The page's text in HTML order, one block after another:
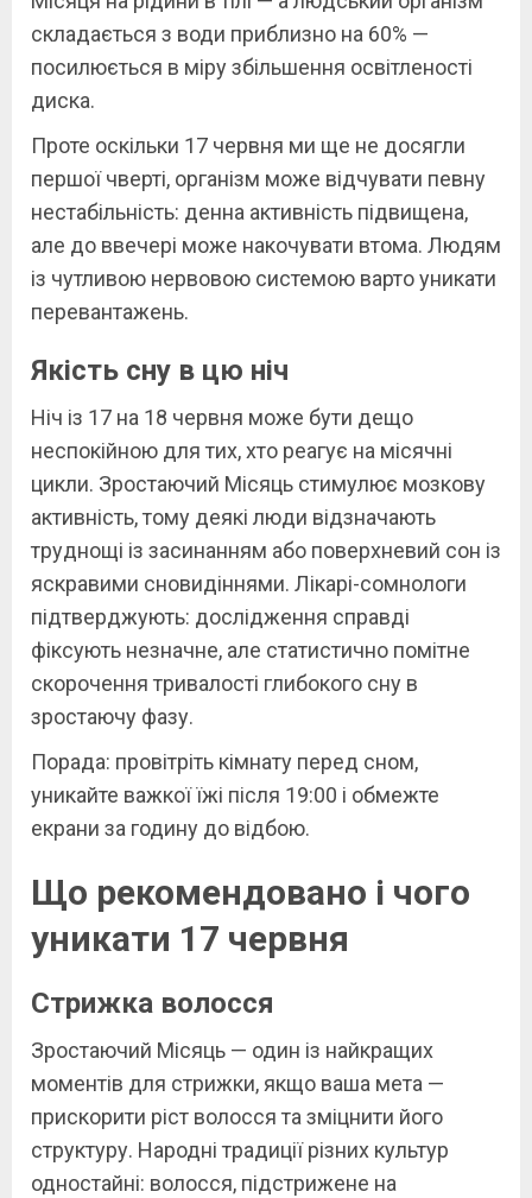
складається з води приблизно на 60% —
посилюється в міру збільшення освітленості
диска.
Проте оскільки 17 червня ми ще не досягли
першої чверті, організм може відчувати певну
нестабільність: денна активність підвищена,
але до ввечері може накочувати втома. Людям
із чутливою нервовою системою варто уникати
перевантажень.
Якість сну в цю ніч
Ніч із 17 на 18 червня може бути дещо
неспокійною для тих, хто реагує на місячні
цикли. Зростаючий Місяць стимулює мозкову
активність, тому деякі люди відзначають
труднощі із засинанням або поверхневий сон із
яскравими сновидіннями. Лікарі-сомнологи
підтверджують: дослідження справді
фіксують незначне, але статистично помітне
скорочення тривалості глибокого сну в
зростаючу фазу.
Порада: провітріть кімнату перед сном,
уникайте важкої їжі після 19:00 і обмежте
екрани за годину до відбою.
Що рекомендовано і чого
уникати 17 червня
Стрижка волосся
Зростаючий Місяць — один із найкращих
моментів для стрижки, якщо ваша мета —
прискорити ріст волосся та зміцнити його
структуру. Народні традиції різних культур
одностайні: волосся, підстрижене на